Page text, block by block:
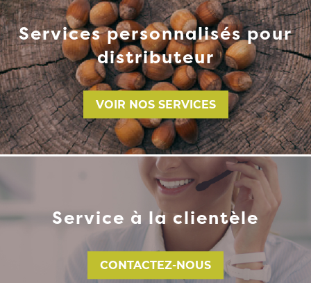
Services personnalisés pour
distributeur
VOIR NOS SERVICES
Service à la clientèle
CONTACTEZ-NOUS